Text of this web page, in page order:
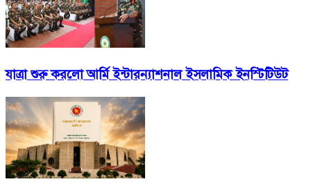
যাত্রা শুরু করলো আর্মি ইন্টারন্যাশনাল ইসলামিক ইনস্টিটিউট